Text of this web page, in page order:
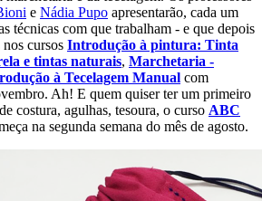
e Nádia Pupo apresentarão, cada um
técnicas com que trabalham - e que depois
cursos Introdução à pintura: Tinta
e tintas naturais, Marchetaria -
à Tecelagem Manual com
Ah! E quem quiser ter um primeiro
costura, agulhas, tesoura, o curso ABC
na segunda semana do mês de agosto.